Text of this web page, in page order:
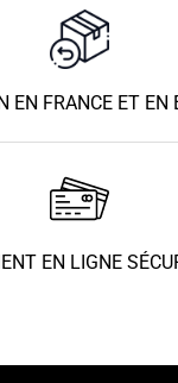
EN FRANCE ET EN
EN LIGNE